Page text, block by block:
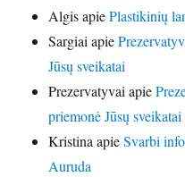
AlgisapiePlastikinių
Sargiai apie
Jūsų sveikatai
Prezervatyvai apie
priemonė Jūsų sveikatai
Kristina apieSvarbi
Auruda